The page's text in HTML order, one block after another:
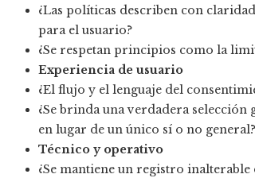
¿Las políticas describen con
para el usuario?
¿Se respetan principios como la
Experiencia de usuario
¿El flujo y el lenguaje del
¿Se brinda una verdadera
en lugar de un único sí o no general?
Técnico y operativo
¿Se mantiene un registro